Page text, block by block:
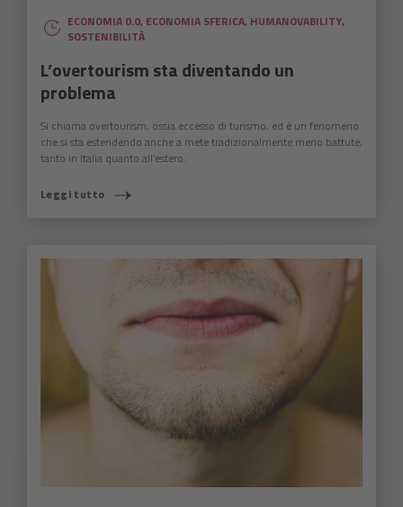
ECONOMIA 0.0, ECONOMIA SFERICA, HUMANOVABILITY,
SOSTENIBILITÀ
L’overtourism sta diventando un
problema
Si chiama overtourism, ossia eccesso di turismo, ed è un fenomeno
che si sta estendendo anche a mete tradizionalmente meno battute,
tanto in Italia quanto all’estero.
Leggi tutto